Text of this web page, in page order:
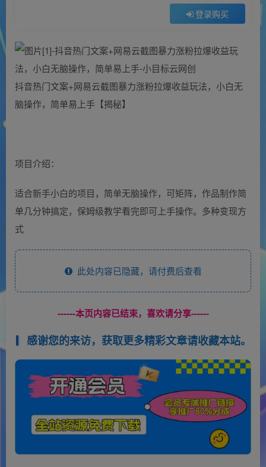
登录购买
抖音热门文案+网易云截图暴力涨粉拉爆收益玩法，小白无
脑操作，简单易上手【揭秘】
项目介绍：
适合新手小白的项目，简单无脑操作，可矩阵，作品制作简
单几分钟搞定，保姆级教学看完即可上手操作。多种变现方
式
此处内容已隐藏，请付费后查看
------本页内容已结束，喜欢请分享------
感谢您的来访，获取更多精彩文章请收藏本站。